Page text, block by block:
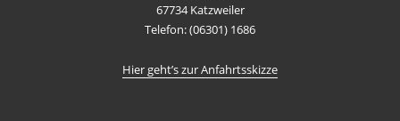
67734 Katzweiler
Telefon: (06301) 1686
Hier geht’s zur Anfahrtsskizze